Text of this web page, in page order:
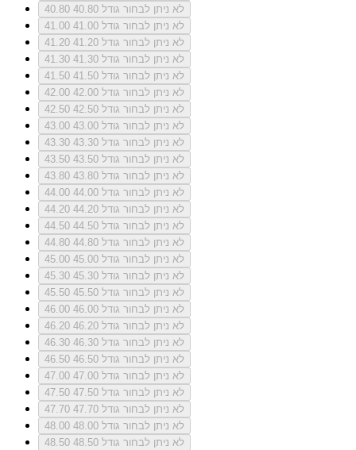
40.80
לא ניתן לבחור גודל 40.80
41.00
לא ניתן לבחור גודל 41.00
41.20
לא ניתן לבחור גודל 41.20
41.30
לא ניתן לבחור גודל 41.30
41.50
לא ניתן לבחור גודל 41.50
42.00
לא ניתן לבחור גודל 42.00
42.50
לא ניתן לבחור גודל 42.50
43.00
לא ניתן לבחור גודל 43.00
43.30
לא ניתן לבחור גודל 43.30
43.50
לא ניתן לבחור גודל 43.50
43.80
לא ניתן לבחור גודל 43.80
44.00
לא ניתן לבחור גודל 44.00
44.20
לא ניתן לבחור גודל 44.20
44.50
לא ניתן לבחור גודל 44.50
44.80
לא ניתן לבחור גודל 44.80
45.00
לא ניתן לבחור גודל 45.00
45.30
לא ניתן לבחור גודל 45.30
45.50
לא ניתן לבחור גודל 45.50
46.00
לא ניתן לבחור גודל 46.00
46.20
לא ניתן לבחור גודל 46.20
46.30
לא ניתן לבחור גודל 46.30
46.50
לא ניתן לבחור גודל 46.50
47.00
לא ניתן לבחור גודל 47.00
47.50
לא ניתן לבחור גודל 47.50
47.70
לא ניתן לבחור גודל 47.70
48.00
לא ניתן לבחור גודל 48.00
48.50
לא ניתן לבחור גודל 48.50